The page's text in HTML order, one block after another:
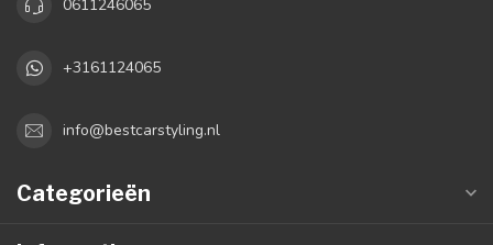
0611246065
+3161124065
info@bestcarstyling.nl
Categorieën